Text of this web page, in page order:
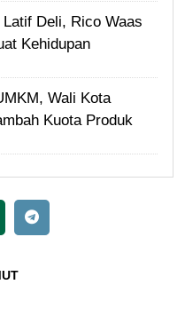
Deli, Rico Waas
Kehidupan
Wali Kota
Kuota Produk